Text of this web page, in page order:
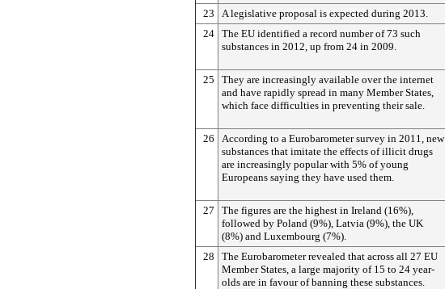
23
A legislative proposal is expected during 2013.
24 The EU identified a record number of 73 such
substances in 2012, up from 24 in 2009.
25
They are increasingly available over the internet
and have rapidly spread in many Member States,
which face difficulties in preventing their sale.
26
According to a Eurobarometer survey in 2011, new
substances that imitate the effects of illicit drugs
are increasingly popular with 5% of young
Europeans saying they have used them.
27
The figures are the highest in Ireland (16%),
followed by Poland (9%), Latvia (9%), the UK
(8%) and Luxembourg (7%).
28
The Eurobarometer revealed that across all 27 EU
Member States, a large majority of 15 to 24 year-
olds are in favour of banning these substances.